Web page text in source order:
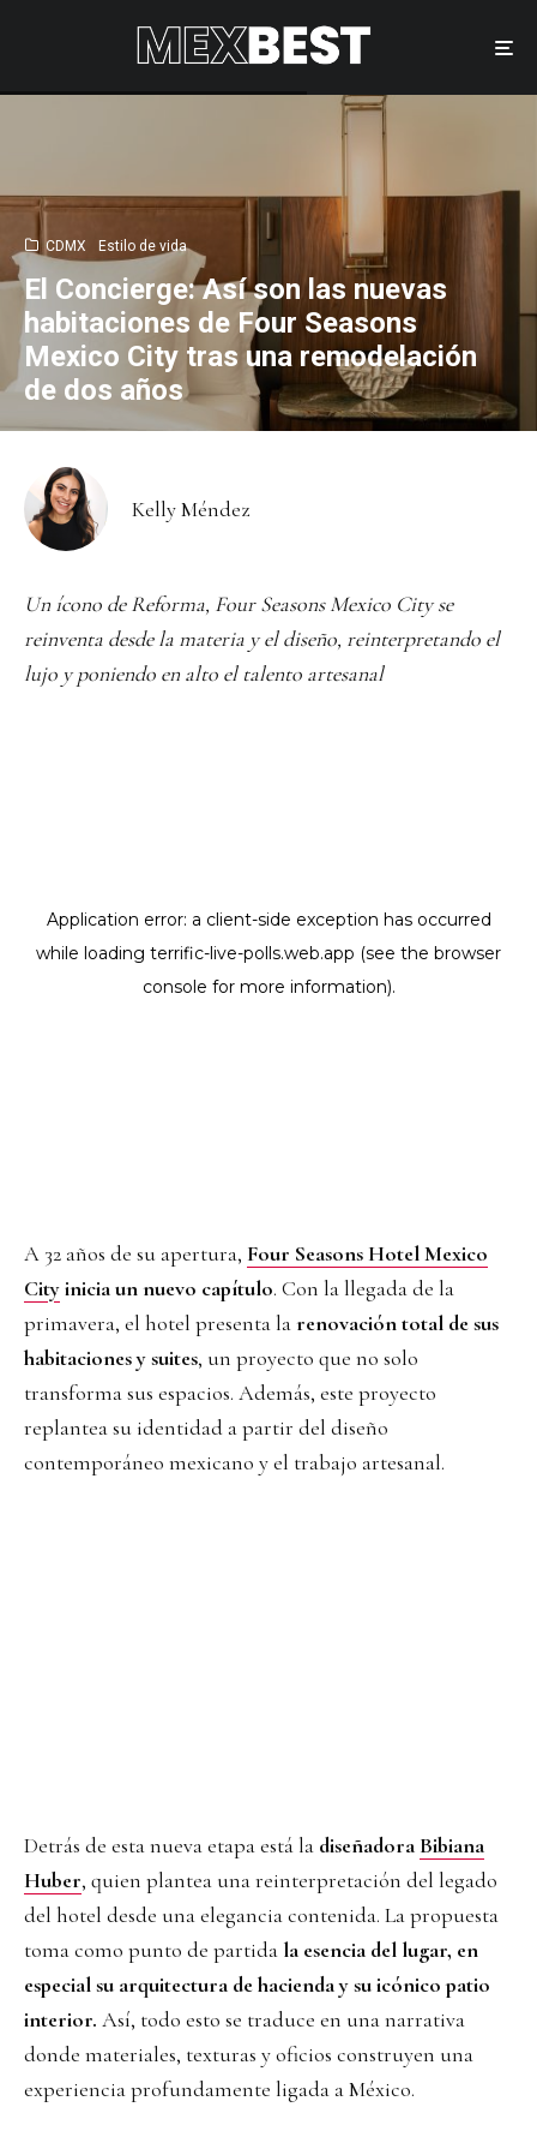
CDMX Estilo de vida
El Concierge: Así son las nuevas
habitaciones de Four Seasons
Mexico City tras una remodelación
de dos años
Kelly Méndez
Un ícono de Reforma, Four Seasons Mexico City se
reinventa desde la materia y el diseño, reinterpretando el
lujo y poniendo en alto el talento artesanal
A 32 años de su apertura, Four Seasons Hotel Mexico
Cityinicia un nuevo capítulo. Con la llegada de la
primavera, el hotel presenta larenovación total de sus
habitaciones y suites, un proyecto que no solo
transforma sus espacios. Además, este proyecto
replantea su identidad a partir del diseño
contemporáneo mexicano y el trabajo artesanal.
Detrás de esta nueva etapa está la diseñadora Bibiana
Huber, quien plantea una reinterpretación del legado
del hotel desde una elegancia contenida. La propuesta
toma como punto de partida la esencia del lugar, en
especial su arquitectura de hacienda y su icónico patio
interior. Así, todo esto se traduce en una narrativa
donde materiales, texturas y oficios construyen una
experiencia profundamente ligada a México.